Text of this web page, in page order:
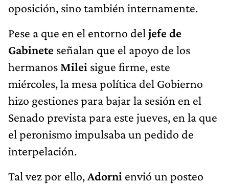
oposición, sino también internamente.
Pese a que en el entorno del jefe de
Gabinete señalan que el apoyo de los
hermanos Milei sigue firme, este
miércoles, la mesa política del Gobierno
hizo gestiones para bajar la sesión en el
Senado prevista para este jueves, en la que
el peronismo impulsaba un pedido de
interpelación.
Tal vez por ello,Adorni envió un posteo